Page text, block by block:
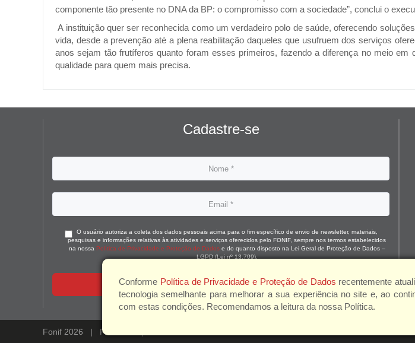
componente tão presente no DNA da BP: o compromisso com a sociedade”, conclui o
A instituição quer ser reconhecida como um verdadeiro polo de saúde, oferecendo
vida, desde a prevenção até a plena reabilitação daqueles que usufruem dos serviços
anos sejam tão frutíferos quanto foram esses primeiros, fazendo a diferença no meio em
qualidade para quem mais precisa.
Cadastre-se
O usuário autoriza a coleta dos dados pessoais acima para o fim específico de envio de newsletter, materiais,
pesquisas e informações relativas às atividades e serviços oferecidos pelo FONIF, sempre nos termos estabelecidos
na nossa Política de Privacidade e Proteção de Dadose do quanto disposto na Lei Geral de Proteção de Dados –
LGPD (Lei nº 13.709).
ENVIAR
Fonif 2026 | Política de privacidade
Conforme Política de Privacidade e Proteção de Dados recentemente
tecnologia semelhante para melhorar a sua experiência no site e, ao
com estas condições. Recomendamos a leitura da nossa Política.